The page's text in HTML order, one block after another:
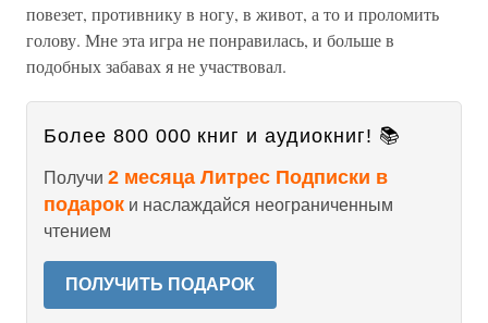
повезет, противнику в ногу, в живот, а то и проломить
голову. Мне эта игра не понравилась, и больше в
подобных забавах я не участвовал.
Более 800 000 книг и аудиокниг! 📚
Получи 2 месяца Литрес Подписки в
подарок и наслаждайся неограниченным
чтением
ПОЛУЧИТЬ ПОДАРОК